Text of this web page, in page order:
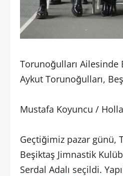
Torunoğulları Ailesinde
Aykut Torunoğulları,
Mustafa Koyuncu /
Geçtiğimiz pazar günü,
Beşiktaş Jimnastik
Serdal Adalı seçildi.